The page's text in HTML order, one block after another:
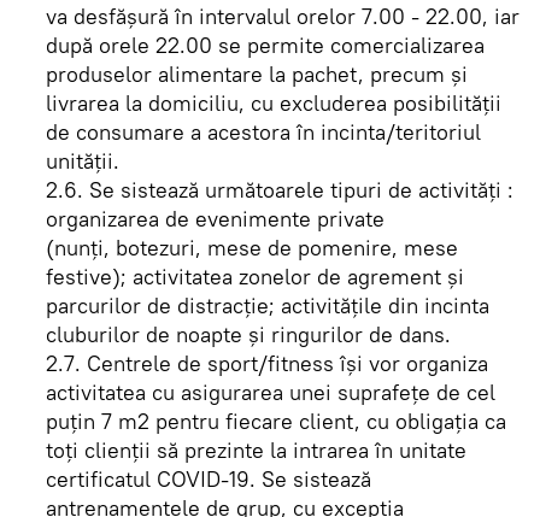
va desfăşură în intervalul orelor 7.00 - 22.00, iar
după orele 22.00 se permite comercializarea
produselor alimentare la pachet, precum şi
livrarea la domiciliu, cu excluderea posibilităţii
de consumare a acestora în incinta/teritoriul
unităţii.
2.6. Se sistează următoarele tipuri de activităţi :
organizarea de evenimente private
(nunţi, botezuri, mese de pomenire, mese
festive); activitatea zonelor de agrement şi
parcurilor de distracţie; activităţile din incinta
cluburilor de noapte şi ringurilor de dans.
2.7. Centrele de sport/fitness îşi vor organiza
activitatea cu asigurarea unei suprafeţe de cel
puţin 7 m2 pentru fiecare client, cu obligaţia ca
toţi clienţii să prezinte la intrarea în unitate
certificatul COVID-19. Se sistează
antrenamentele de grup, cu excepţia